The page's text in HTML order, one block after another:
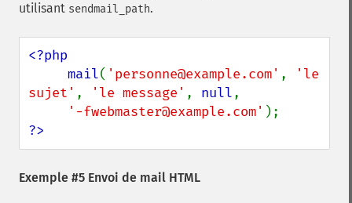
utilisant sendmail_path.
<?php
     mail
( 'personne@example.com' ,
'le
sujet' , 'le message' , null,
'-fwebmaster@example.com'
?>
Exemple #5 Envoi de mail HTML